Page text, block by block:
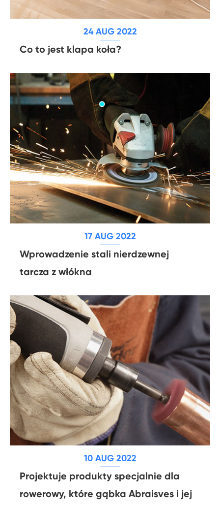
24 AUG 2022
Co to jest klapa koła?
17 AUG 2022
Wprowadzenie stali nierdzewnej
tarcza z włókna
10 AUG 2022
Projektuje produkty specjalnie dla
rowerowy, które gąbka Abraisves i jej